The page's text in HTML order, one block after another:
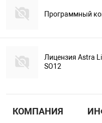
Программный
Лицензия Astra
SO12
КОМПАНИЯ